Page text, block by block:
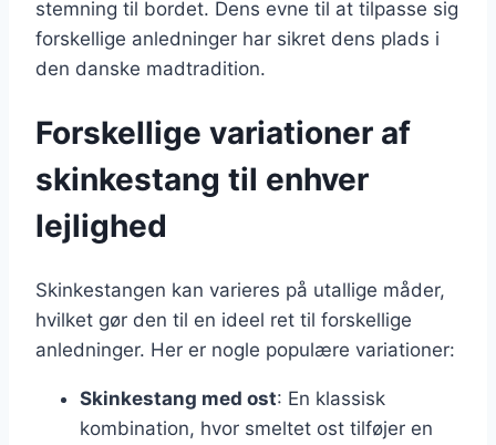
stemning til bordet. Dens evne til at tilpasse sig
forskellige anledninger har sikret dens plads i
den danske madtradition.
Forskellige variationer af
skinkestang til enhver
lejlighed
Skinkestangen kan varieres på utallige måder,
hvilket gør den til en ideel ret til forskellige
anledninger. Her er nogle populære variationer:
Skinkestang med ost: En klassisk
kombination, hvor smeltet ost tilføjer en